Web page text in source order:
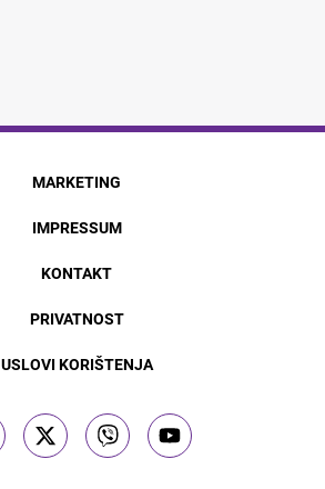
MARKETING
IMPRESSUM
KONTAKT
PRIVATNOST
USLOVI KORIŠTENJA